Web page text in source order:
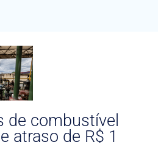
de combustível
atraso de R$ 1